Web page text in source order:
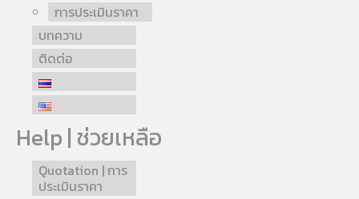
การประเมินราคา
บทความ
ติดต่อ
Help | ช่วยเหลือ
Quotation | การ
ประเมินราคา